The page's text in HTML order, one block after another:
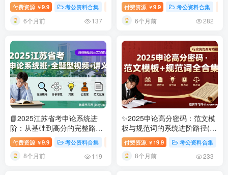
制的得分套路 2025苏金朋判断
推理系统课资源汇总
付费资源 ￥9.9 考公资料合集 视频内容 # 行测判断推理 # 2025判断推
6个月前 137
2026白鹭申论破题阵课程资源
汇总
付费资源 ￥9.9 考公资料合集
6个月前 282
📘2025江苏省考申论系统进
阶：从基础到高分的完整路径
图2025江苏省考申论系统班课
程讲义及视频
付费资源 ￥9.9 考公资料合集 视频内容 # 归纳概括技巧 # 提出对策题
8个月前 119
✨2025申论高分密码：范文模
板与规范词的系统进阶路径(含
半月谈内部资料多份)
2025公
务员申论范文及模板合集
付费资源 ￥ 19.9 考公资料合集
8个月前 233